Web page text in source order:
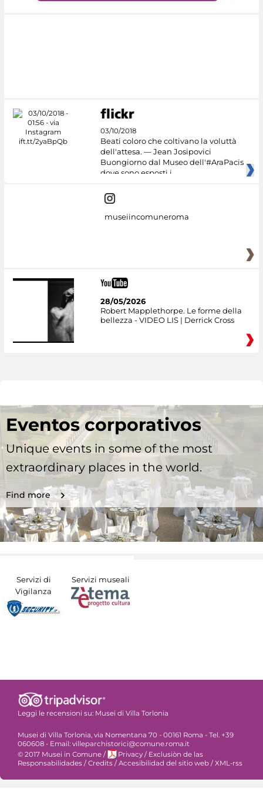
03/10/2018
Beati coloro che coltivano la voluttà
dell'attesa. — Jean Josipovici
Buongiorno dal Museo dell'#AraPacis
dove sono esposti i
museiincomuneroma
28/05/2026
Robert Mapplethorpe. Le forme della
bellezza - VIDEO LIS | Derrick Cross
Eventos corporativos
Unique events in some of the most
extraordinary places in the world.
Find more
Servizi di
Vigilanza
Servizi museali
Leggi le recensioni su: Musei di Villa Torlonia
Musei di Villa Torlonia, via Nomentana 70 - 00161 Roma - Tel. +39
060608 - Email: villeparchistorici@comune.roma.it
© 2017 Musei in Comune / Privacy / Exclusiòn de las
Responsabilidades / Credits / Accesibilidad del sitio web / XML-rss